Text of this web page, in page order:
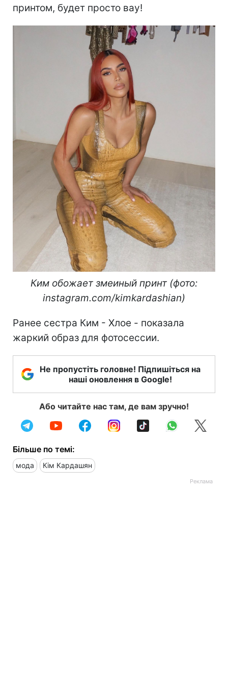
принтом, будет просто вау!
Ким обожает змеиный принт (фото:
instagram.com/kimkardashian)
Ранее сестра Ким - Хлое - показала
жаркий образ для фотосессии.
Не пропустіть головне! Підпишіться на
наші оновлення в Google!
Або читайте нас там, де вам зручно!
Більше по темі:
мода Кім Кардашян